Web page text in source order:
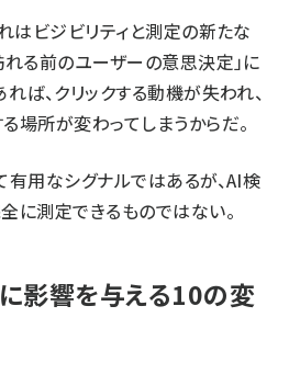
はビジビリティと測定の新たな
れる前のユーザーの意思決定」に
ば、クリックする動機が失われ、
場所が変わってしまうからだ。
有用なシグナルではあるが、AI検
に測定できるものではない。
影響を与える10の変